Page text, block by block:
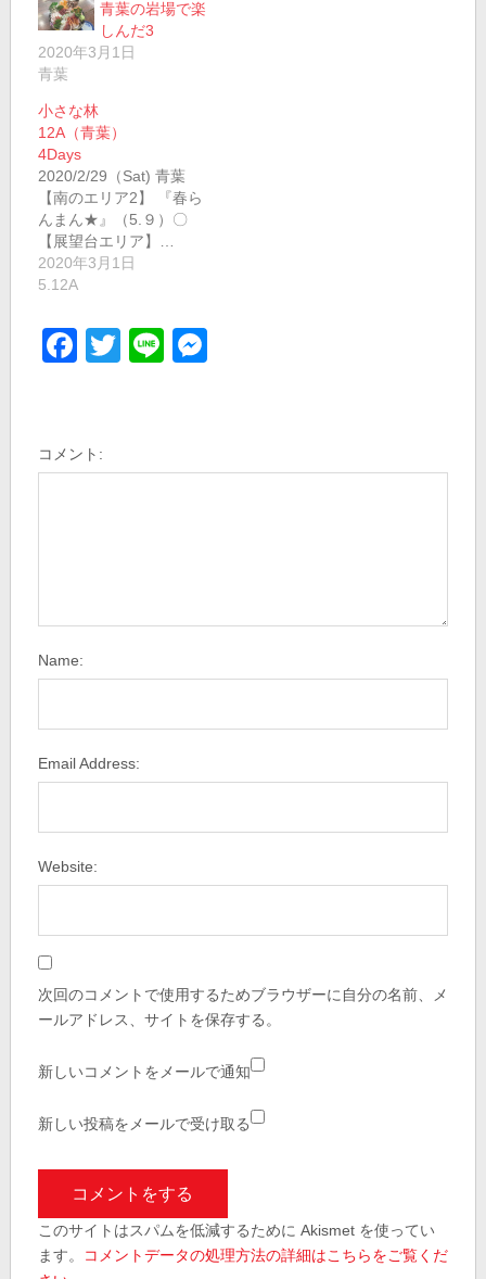
青葉の岩場で楽
しんだ3
2020年3月1日
青葉
小さな林
12A（青葉）
4Days
2020/2/29（Sat) 青葉
【南のエリア2】 『春ら
んまん★』（5.９）〇
【展望台エリア】…
2020年3月1日
5.12A
Facebook
Twitter
Line
コメント:
Name:
Email Address:
Website:
次回のコメントで使用するためブラウザーに自分の名前、メ
ールアドレス、サイトを保存する。
新しいコメントをメールで通知
新しい投稿をメールで受け取る
このサイトはスパムを低減するために Akismet を使ってい
ます。
コメントデータの処理方法の詳細はこちらをご覧くだ